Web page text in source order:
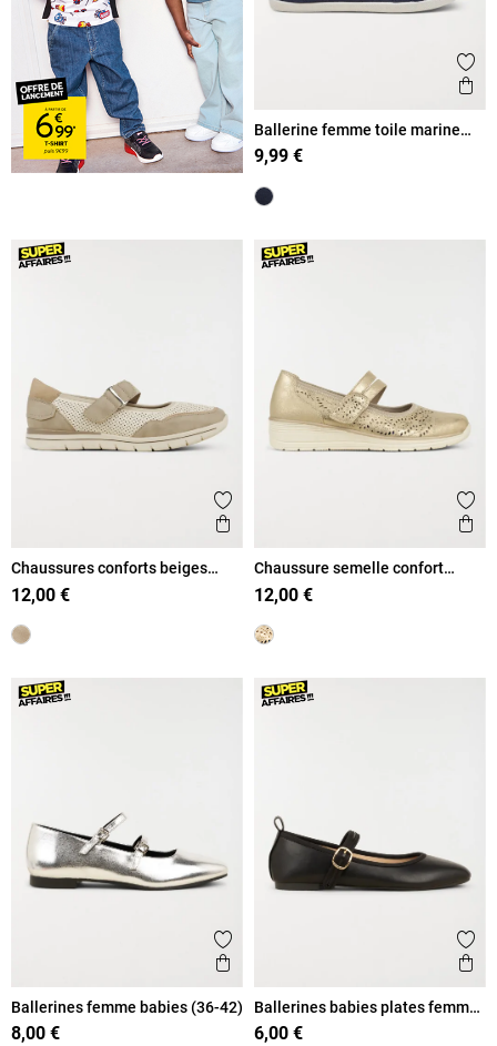
Ballerine femme toile marine
(36-42)
9,99 €
Ajouter aux favoris
Aperçu rapide
Chaussures conforts beiges
femme (36-41)
12,00 €
Chaussure semelle confort
femme (36-41)
12,00 €
Ajouter aux favoris
Aperçu rapide
Ballerines femme babies (36-42)
8,00 €
Ballerines babies plates femme
(36-41)
6,00 €